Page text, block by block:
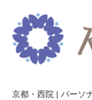
京都・西院 | パーソ